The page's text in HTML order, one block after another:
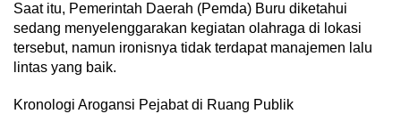
Saat itu, Pemerintah Daerah (Pemda) Buru diketahui
sedang menyelenggarakan kegiatan olahraga di lokasi
tersebut, namun ironisnya tidak terdapat manajemen lalu
lintas yang baik.
Kronologi Arogansi Pejabat di Ruang Publik